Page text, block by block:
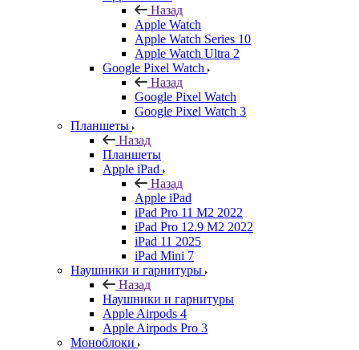
Назад
Apple Watch
Apple Watch Series 10
Apple Watch Ultra 2
Google Pixel Watch
Назад
Google Pixel Watch
Google Pixel Watch 3
Планшеты
Назад
Планшеты
Apple iPad
Назад
Apple iPad
iPad Pro 11 M2 2022
iPad Pro 12.9 M2 2022
iPad 11 2025
iPad Mini 7
Наушники и гарнитуры
Назад
Наушники и гарнитуры
Apple Airpods 4
Apple Airpods Pro 3
Моноблоки